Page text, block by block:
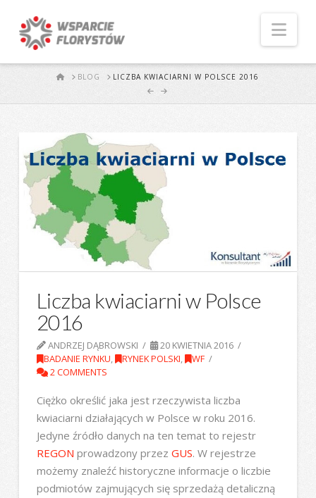
STARTBLOG LICZBA KWIACIARNI W POLSCE 2016
Liczba kwiaciarni w Polsce
2016
ANDRZEJ DĄBROWSKI
20 KWIETNIA 2016
BADANIE RYNKU, RYNEK POLSKI,
WF
2 COMMENTS
Ciężko określić jaka jest rzeczywista liczba
kwiaciarni działających w Polsce w roku 2016.
Jedyne źródło danych na ten temat to rejestr
REGON prowadzony przez GUS. W rejestrze
możemy znaleźć historyczne informacje o liczbie
podmiotów zajmujących się sprzedażą detaliczną